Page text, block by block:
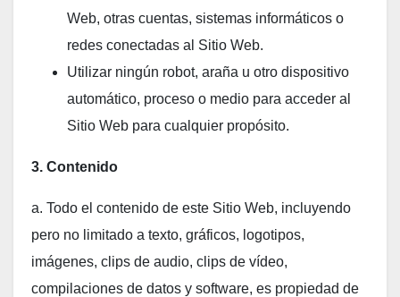
Web, otras cuentas, sistemas informáticos o
redes conectadas al Sitio Web.
Utilizar ningún robot, araña u otro dispositivo
automático, proceso o medio para acceder al
Sitio Web para cualquier propósito.
3. Contenido
a. Todo el contenido de este Sitio Web, incluyendo
pero no limitado a texto, gráficos, logotipos,
imágenes, clips de audio, clips de vídeo,
compilaciones de datos y software, es propiedad de